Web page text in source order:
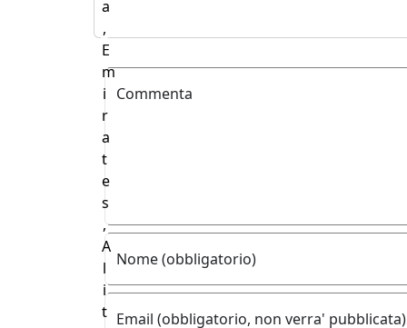
Commenta
Nome (obbligatorio)
Email (obbligatorio, non verra' pubblicata)
a
,
E
m
i
r
a
t
e
s
,
A
l
i
t